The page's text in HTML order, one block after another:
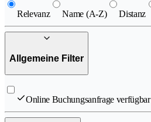
Relevanz Name (A-Z) Distanz
Allgemeine Filter
Online Buchungsanfrage verfügbar